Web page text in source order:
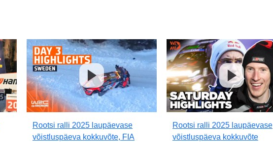
Rootsi ralli 2025 laupäevase
võistluspäeva kokkuvõte, FIA
Rootsi ralli 2025 laupäevase
võistluspäeva kokkuvõte